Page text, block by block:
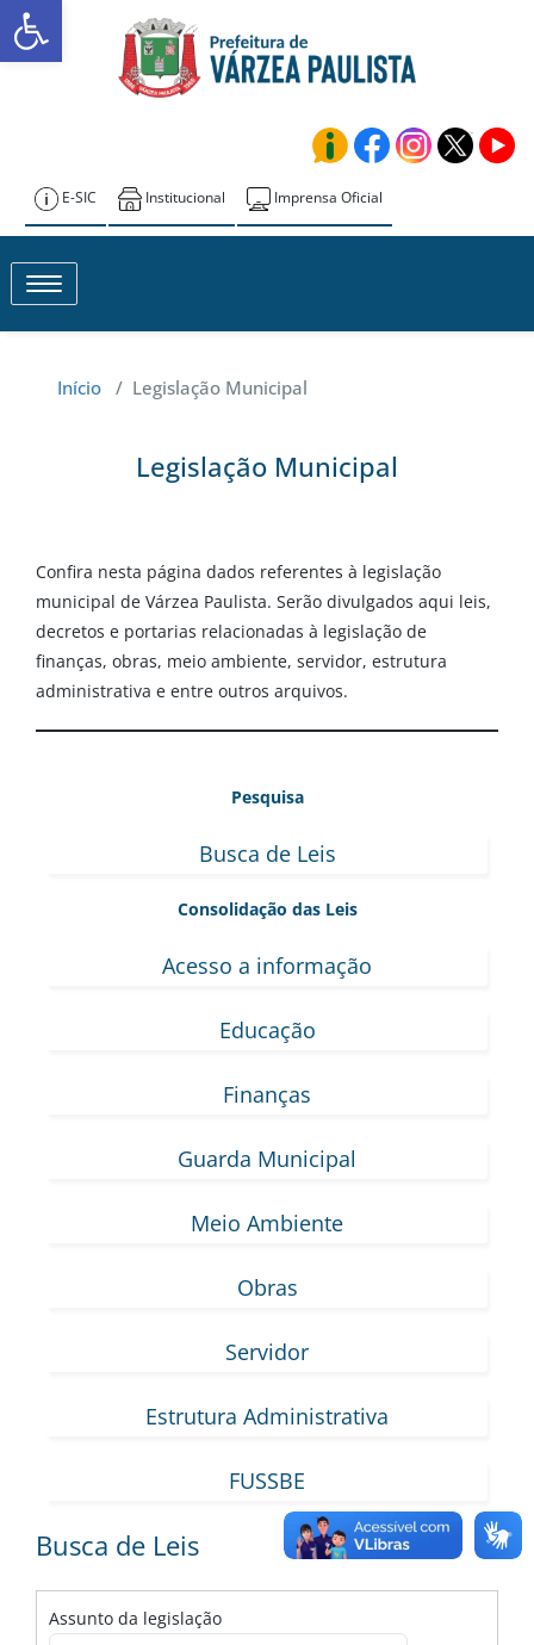
Skip
to
Transparência –
E-SIC Institucional Imprensa Oficial
Toggle navigation
Início / Legislação Municipal
Legislação Municipal
Confira nesta página dados referentes à legislação
municipal de Várzea Paulista. Serão divulgados aqui leis,
decretos e portarias relacionadas à legislação de
finanças, obras, meio ambiente, servidor, estrutura
administrativa e entre outros arquivos.
Pesquisa
Busca de Leis
Consolidação das Leis
Acesso a informação
Educação
Finanças
Guarda Municipal
Meio Ambiente
Obras
Servidor
Estrutura Administrativa
FUSSBE
Busca de Leis
Assunto da legislação